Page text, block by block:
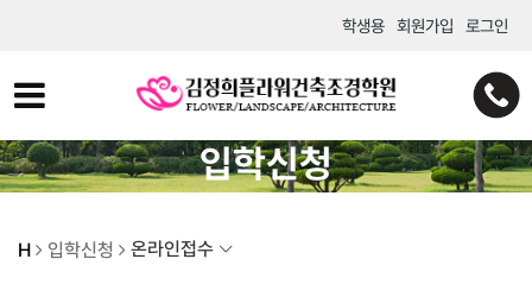
학생용 회원가입 로그인
입학신청
H 입학신청 온라인접수